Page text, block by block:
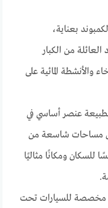
بعناية،
من الكبار
والأنشطة المائية على
عنصر أساسي في
مساحات شاسعة من
للسكان ومكانًا مثاليًا
مخصصة للسيارات تحت